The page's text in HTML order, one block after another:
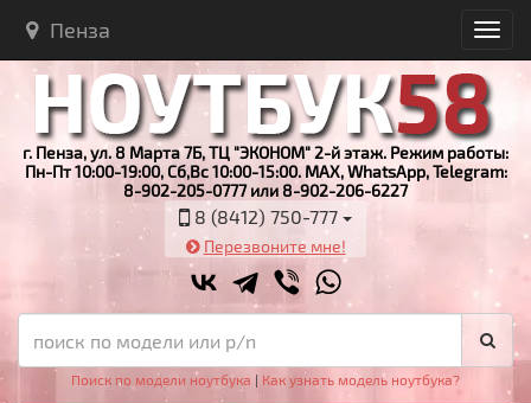
Пенза
г. Пенза, ул. 8 Марта 7Б, ТЦ "ЭКОНОМ" 2-й этаж. Режим работы:
Пн-Пт 10:00-19:00, Сб,Вс 10:00-15:00. MAX, WhatsApp, Telegram:
8-902-205-0777 или 8-902-206-6227
8 (8412) 750-777
Перезвоните мне!
Поиск по модели ноутбука | Как узнать модель ноутбука?